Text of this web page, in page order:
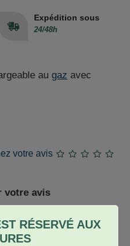
RÉSERVÉ AUX
Expédition sous
24/48h
au gaz avec
votre avis
votre avis